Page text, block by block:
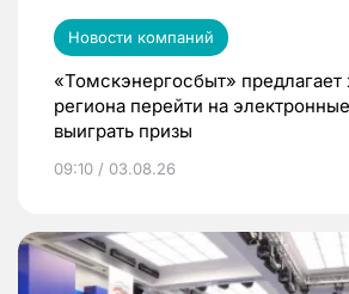
Новости компаний
«Томскэнергосбыт»
региона перейти на
выиграть призы
09:10 / 03.08.26